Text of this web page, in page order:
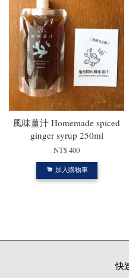
風味薑汁 Homemade spiced
ginger syrup 250ml
NT$ 400
加入購物車
快